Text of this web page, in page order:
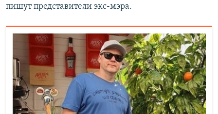
пишут представители экс-мэра.